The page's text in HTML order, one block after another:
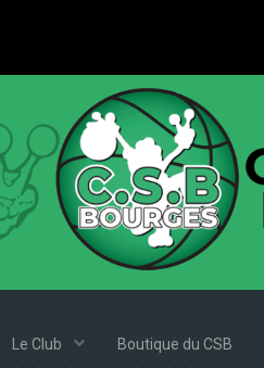
Le Club Boutique du CSB